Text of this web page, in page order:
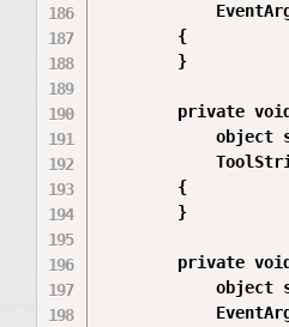
        {
        }
private
object
        {
        }
private
object